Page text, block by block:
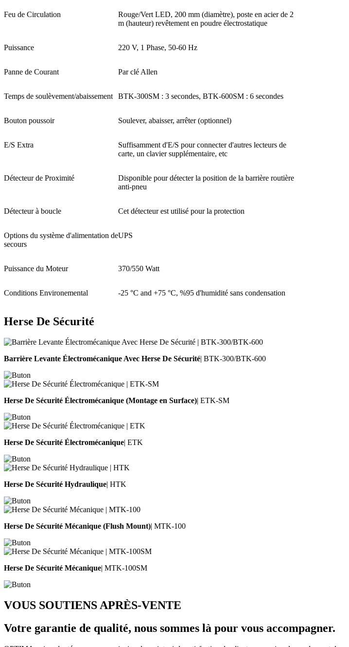
Feu de Circulation
Rouge/Vert LED, 200 mm (diamètre), poste en acier de 2
m (hauteur) revêtement en poudre électrostatique
Puissance 220 V, 1 Phase, 50-60 Hz
Panne de Courant Par clé Allen
Temps de soulèvement/abaissement BTK-300SM : 3 secondes, BTK-600SM : 6 secondes
Bouton poussoir Soulever, abaisser, arrêter (optionnel)
E/S Extra
Suffisamment d'E/S pour connecter d'autres lecteurs de
carte, un clavier supplémentaire, etc
Détecteur de Proximité
Disponible pour détecter la position de la barrière routière
anti-pneu
Détecteur à boucle Cet détecteur est utilisé pour la protection
Options du système d'alimentation de
secours
UPS
Puissance du Moteur 370/550 Watt
Conditions Environemental -25 °C and +75 °C, %95 d'humidité sans condensation
Herse De Sécurité
Barrière Levante Électromécanique Avec Herse De Sécurité| BTK-300/BTK-600
Herse De Sécurité Électromécanique (Montage en Surface)| ETK-SM
Herse De Sécurité Électromécanique| ETK
Herse De Sécurité Hydraulique| HTK
Herse De Sécurité Mécanique (Flush Mount)| MTK-100
Herse De Sécurité Mécanique| MTK-100SM
VOUS SOUTIENS APRÈS-VENTE
Votre garantie de qualité, nous sommes là pour vous accompagner.